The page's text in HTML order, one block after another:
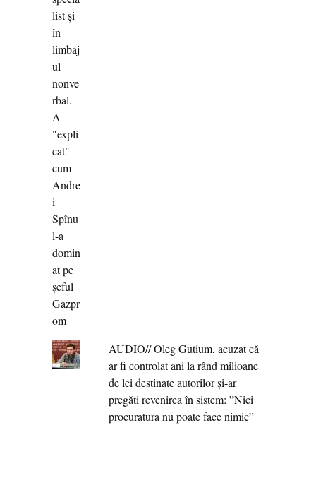
AUDIO// Oleg Gutium, acuzat că
ar fi controlat ani la rând milioane
de lei destinate autorilor și-ar
pregăti revenirea în sistem: ”Nici
procuratura nu poate face nimic”